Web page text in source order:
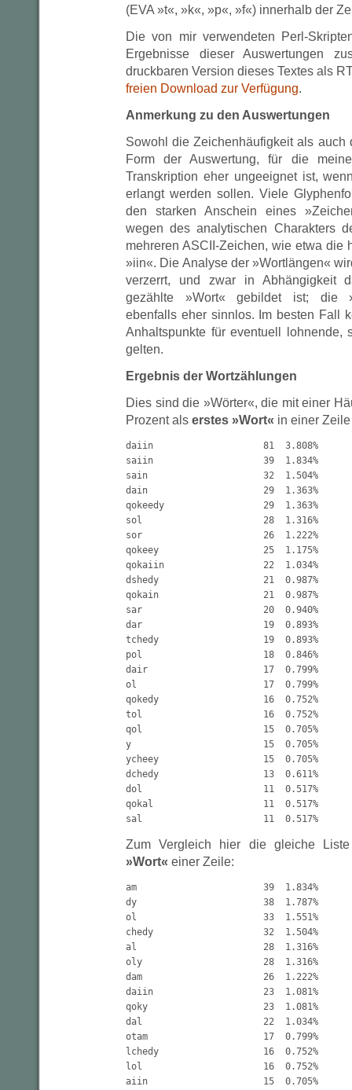
(EVA »t«, »k«, »p«, »f«) innerhalb der
Die von mir verwendeten Perl-
Ergebnisse dieser Auswertungen
druckbaren Version dieses Textes als
freien Download zur Verfügung.
Anmerkung zu den Auswertungen
Sowohl die Zeichenhäufigkeit als auch
Form der Auswertung, für die
Transkription eher ungeeignet ist,
erlangt werden sollen. Viele
den starken Anschein eines
wegen des analytischen Charakters
mehreren ASCII-Zeichen, wie etwa die
»iin«. Die Analyse der »Wortlängen«
verzerrt, und zwar in Abhängigkeit
gezählte »Wort« gebildet ist; die
ebenfalls eher sinnlos. Im besten Fall
Anhaltspunkte für eventuell lohnende,
gelten.
Ergebnis der Wortzählungen
Dies sind die »Wörter«, die mit einer
Prozent als erstes »Wort« in einer
daiin                    81  3.808%
saiin                    39  1.834%
sain                     32  1.504%
dain                     29  1.363%
qokeedy                  29  1.363%
sol                      28  1.316%
sor                      26  1.222%
qokeey                   25  1.175%
qokaiin                  22  1.034%
dshedy                   21  0.987%
qokain                   21  0.987%
sar                      20  0.940%
dar                      19  0.893%
tchedy                   19  0.893%
pol                      18  0.846%
dair                     17  0.799%
ol                       17  0.799%
qokedy                   16  0.752%
tol                      16  0.752%
qol                      15  0.705%
y                        15  0.705%
ycheey                   15  0.705%
dchedy                   13  0.611%
dol                      11  0.517%
qokal                    11  0.517%
Zum Vergleich hier die gleiche
»Wort« einer Zeile:
am                       39  1.834%
dy                       38  1.787%
ol                       33  1.551%
chedy                    32  1.504%
al                       28  1.316%
oly                      28  1.316%
dam                      26  1.222%
daiin                    23  1.081%
qoky                     23  1.081%
dal                      22  1.034%
otam                     17  0.799%
lchedy                   16  0.752%
lol                      16  0.752%
aiin                     15  0.705%